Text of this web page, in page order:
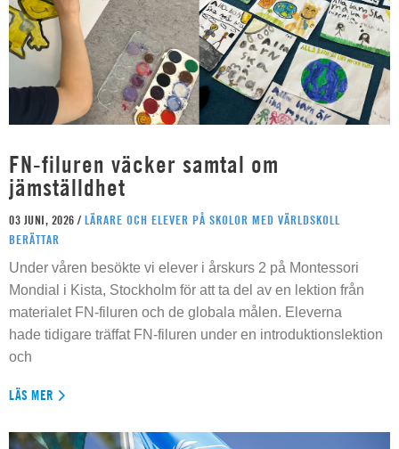
FN-filuren väcker samtal om
jämställdhet
03 JUNI, 2026 / LÄRARE OCH ELEVER PÅ SKOLOR MED VÄRLDSKOLL
BERÄTTAR
Under våren besökte vi elever i årskurs 2 på Montessori
Mondial i Kista, Stockholm för att ta del av en lektion från
materialet FN-filuren och de globala målen. Eleverna
hade tidigare träffat FN-filuren under en introduktionslektion
och
LÄS MER